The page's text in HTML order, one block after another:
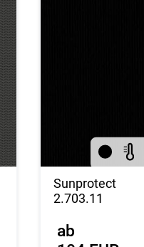
Sunprotect
2.703.11
ab